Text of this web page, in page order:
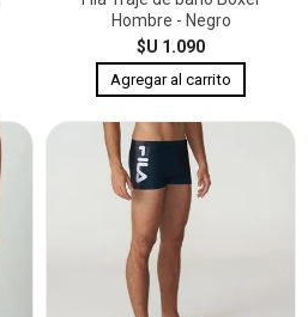
Hombre - Negro
$U 1.090